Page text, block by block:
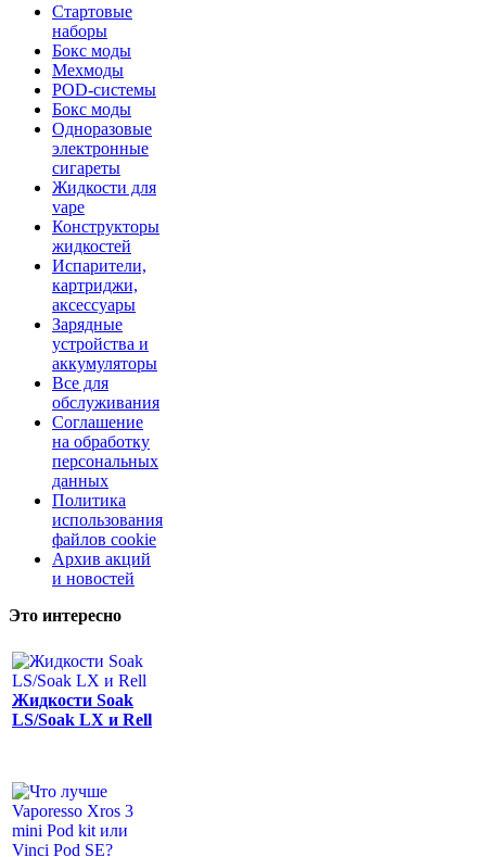
Стартовые
наборы
Бокс моды
Мехмоды
POD-системы
Бокс моды
Одноразовые
электронные
сигареты
Жидкости для
vape
Конструкторы
жидкостей
Испарители,
картриджи,
аксессуары
Зарядные
устройства и
аккумуляторы
Все для
обслуживания
Соглашение
на обработку
персональных
данных
Политика
использования
файлов cookie
Архив акций
и новостей
Это интересно
Жидкости Soak
LS/Soak LX и Rell